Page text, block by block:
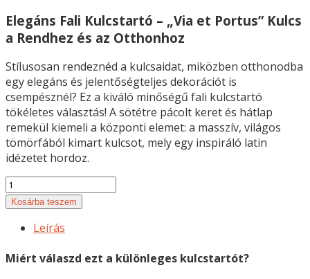
Elegáns Fali Kulcstartó – „Via et Portus” Kulcs
a Rendhez és az Otthonhoz
Stílusosan rendeznéd a kulcsaidat, miközben otthonodba
egy elegáns és jelentőségteljes dekorációt is
csempésznél? Ez a kiváló minőségű fali kulcstartó
tökéletes választás! A sötétre pácolt keret és hátlap
remekül kiemeli a központi elemet: a masszív, világos
tömörfából kimart kulcsot, mely egy inspiráló latin
idézetet hordoz.
Elegáns
Fali
Kulcstartó
mennyiség
Kosárba teszem
Leírás
Miért válaszd ezt a különleges kulcstartót?